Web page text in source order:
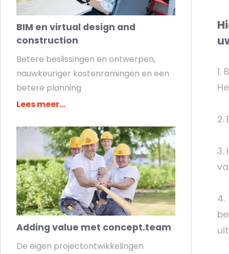
BIM en virtual design and
construction
Betere beslissingen en ontwerpen,
nauwkeuriger kostenramingen en een
betere planning
Lees meer...
Adding value met concept.team
De eigen projectontwikkelingen
1.
2.
3.